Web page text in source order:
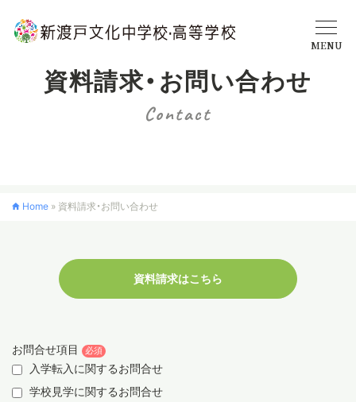
学校概要
高等学校
入学案内
スタディツアー
MENU
資料請求・お問い合わせ
Contact
Home » 資料請求・お問い合わせ
資料請求はこちら
お問合せ項目 必須
入学転入に関するお問合せ
学校見学に関するお問合せ